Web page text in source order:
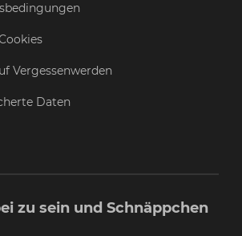
Vergessenwerden
Daten
zu sein und Schnäppchen